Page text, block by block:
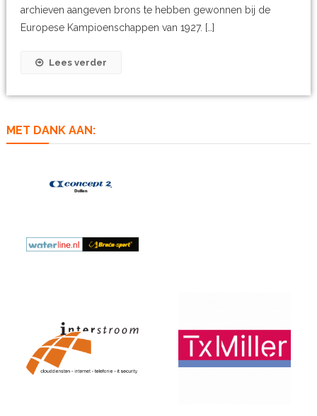
archieven aangeven brons te hebben gewonnen bij de
Europese Kampioenschappen van 1927. […]
Lees verder
MET DANK AAN: